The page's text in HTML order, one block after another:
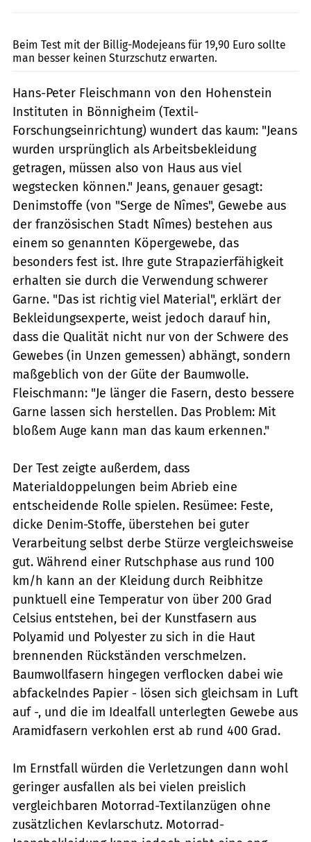
Beim Test mit der Billig-Modejeans für 19,90 Euro sollte
man besser keinen Sturzschutz erwarten.
Hans-Peter Fleischmann von den Hohenstein
Instituten in Bönnigheim (Textil-
Forschungseinrichtung) wundert das kaum: "Jeans
wurden ursprünglich als Arbeitsbekleidung
getragen, müssen also von Haus aus viel
wegstecken können." Jeans, genauer gesagt:
Denimstoffe (von "Serge de Nîmes", Gewebe aus
der französischen Stadt Nîmes) bestehen aus
einem so genannten Köpergewebe, das
besonders fest ist. Ihre gute Strapazierfähigkeit
erhalten sie durch die Verwendung schwerer
Garne. "Das ist richtig viel Material", erklärt der
Bekleidungsexperte, weist jedoch darauf hin,
dass die Qualität nicht nur von der Schwere des
Gewebes (in Unzen gemessen) abhängt, sondern
maßgeblich von der Güte der Baumwolle.
Fleischmann: "Je länger die Fasern, desto bessere
Garne lassen sich herstellen. Das Problem: Mit
bloßem Auge kann man das kaum erkennen."
Der Test zeigte außerdem, dass
Materialdoppelungen beim Abrieb eine
entscheidende Rolle spielen. Resümee: Feste,
dicke Denim-Stoffe, überstehen bei guter
Verarbeitung selbst derbe Stürze vergleichsweise
gut. Während einer Rutschphase aus rund 100
km/h kann an der Kleidung durch Reibhitze
punktuell eine Temperatur von über 200 Grad
Celsius entstehen, bei der Kunstfasern aus
Polyamid und Polyester zu sich in die Haut
brennenden Rückständen verschmelzen.
Baumwollfasern hingegen verflocken dabei wie
abfackelndes Papier - lösen sich gleichsam in Luft
auf -, und die im Idealfall unterlegten Gewebe aus
Aramidfasern verkohlen erst ab rund 400 Grad.
Im Ernstfall würden die Verletzungen dann wohl
geringer ausfallen als bei vielen preislich
vergleichbaren Motorrad-Textilanzügen ohne
zusätzlichen Kevlarschutz. Motorrad-